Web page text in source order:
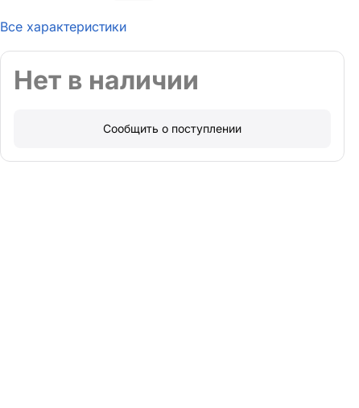
Все характеристики
Нет в наличии
Сообщить о поступлении